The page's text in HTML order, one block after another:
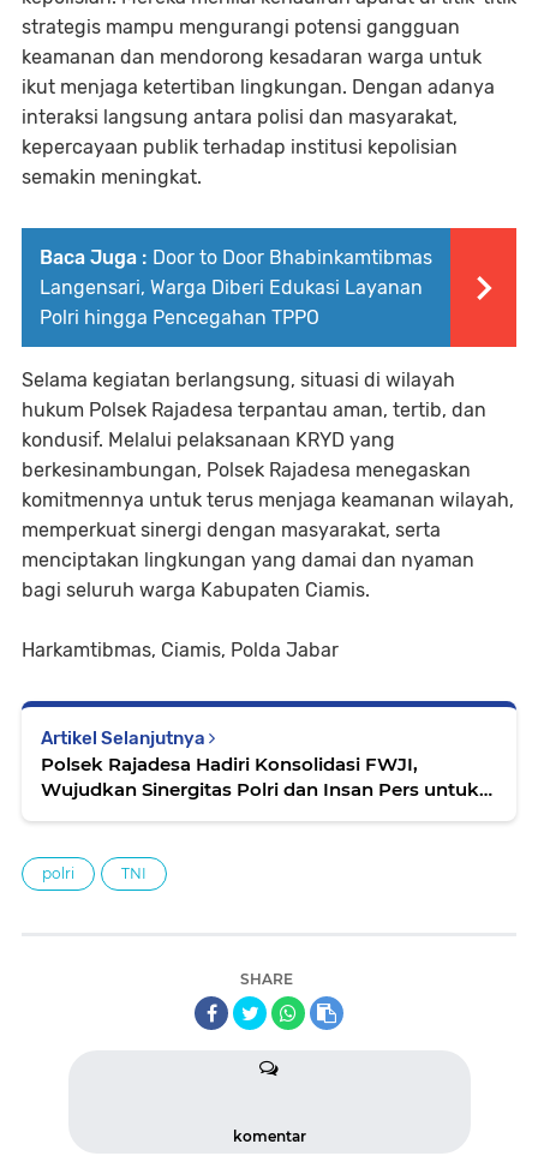
strategis mampu mengurangi potensi gangguan
keamanan dan mendorong kesadaran warga untuk
ikut menjaga ketertiban lingkungan. Dengan adanya
interaksi langsung antara polisi dan masyarakat,
kepercayaan publik terhadap institusi kepolisian
semakin meningkat.
Baca Juga : Door to Door Bhabinkamtibmas
Langensari, Warga Diberi Edukasi Layanan
Polri hingga Pencegahan TPPO
Selama kegiatan berlangsung, situasi di wilayah
hukum Polsek Rajadesa terpantau aman, tertib, dan
kondusif. Melalui pelaksanaan KRYD yang
berkesinambungan, Polsek Rajadesa menegaskan
komitmennya untuk terus menjaga keamanan wilayah,
memperkuat sinergi dengan masyarakat, serta
menciptakan lingkungan yang damai dan nyaman
bagi seluruh warga Kabupaten Ciamis.
Harkamtibmas, Ciamis, Polda Jabar
Artikel Selanjutnya
Polsek Rajadesa Hadiri Konsolidasi FWJI,
Wujudkan Sinergitas Polri dan Insan Pers untuk
polri TNI
SHARE
komentar